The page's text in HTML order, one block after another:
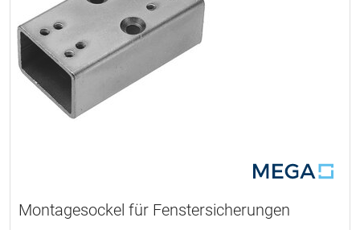
Montagesockel für Fenstersicherungen